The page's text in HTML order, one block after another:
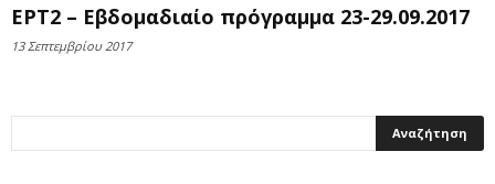
ΕΡΤ2 – Εβδομαδιαίο πρόγραμμα 23-29.09.2017
13 Σεπτεμβρίου 2017